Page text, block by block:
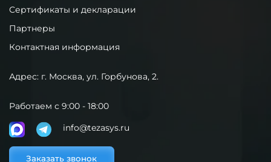
Сертификаты и декларации
Партнеры
Контактная информация
Адрес: г. Москва, ул. Горбунова, 2.
Работаем с 9:00 - 18:00
info@tezasys.ru
Заказать звонок